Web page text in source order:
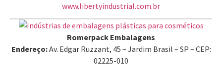
www.libertyindustrial.com.br
Romerpack Embalagens
Endereço:Av. Edgar Ruzzant, 45 – Jardim Brasil – SP – CEP:
02225-010